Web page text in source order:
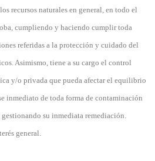
recursos naturales en general, en todo el
cumpliendo y haciendo cumplir toda
referidas a la protección y cuidado del
Asimismo, tiene a su cargo el control
y/o privada que pueda afectar el equilibrio
inmediato de toda forma de contaminación
su inmediata remediación.
general.